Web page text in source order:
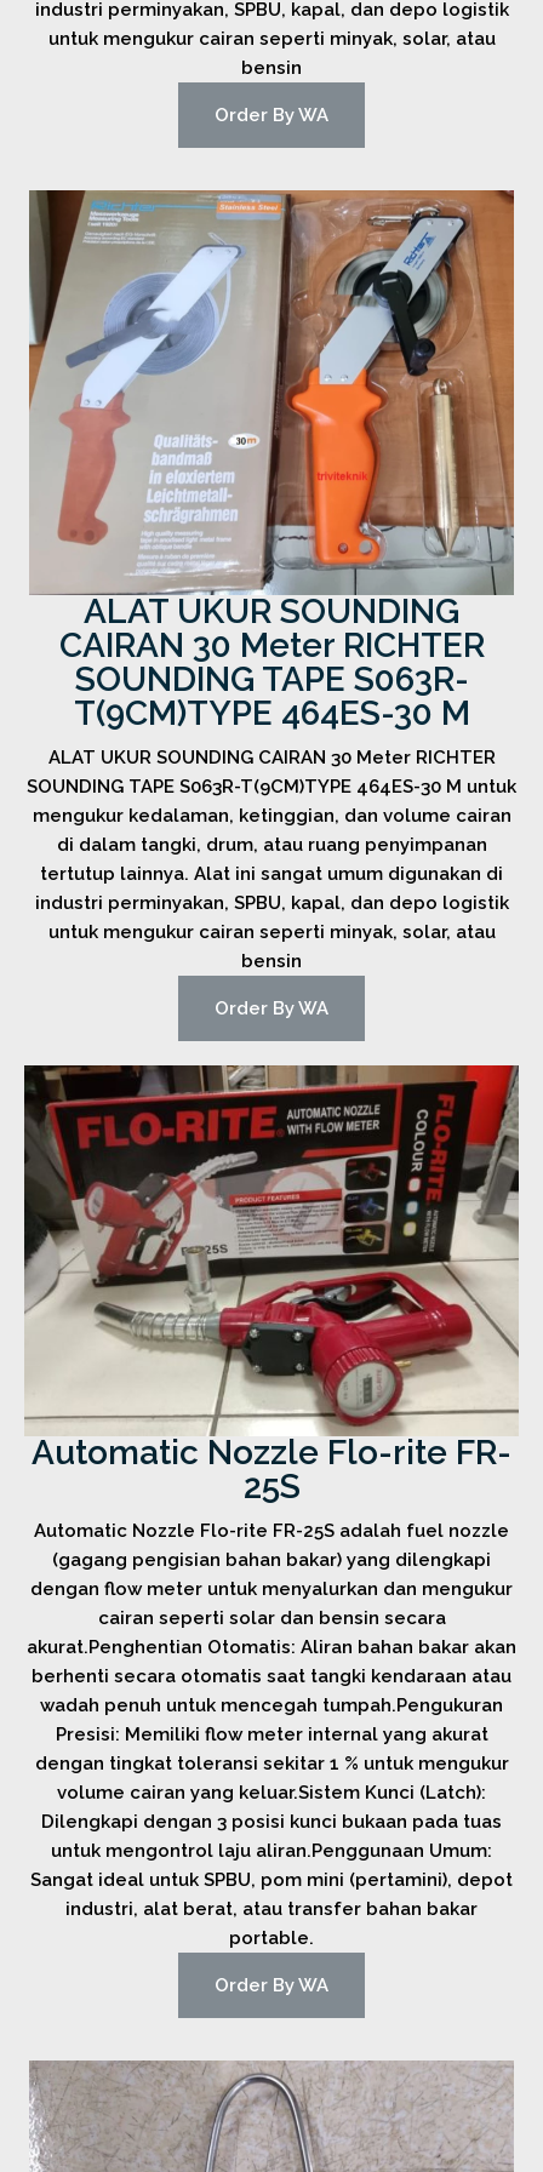
industri perminyakan, SPBU, kapal, dan depo logistik
untuk mengukur cairan seperti minyak, solar, atau
bensin
Order By WA
ALAT UKUR SOUNDING
CAIRAN 30 Meter RICHTER
SOUNDING TAPE S063R-
T(9CM)TYPE 464ES-30 M
ALAT UKUR SOUNDING CAIRAN 30 Meter RICHTER
SOUNDING TAPE S063R-T(9CM)TYPE 464ES-30 M untuk
mengukur kedalaman, ketinggian, dan volume cairan
di dalam tangki, drum, atau ruang penyimpanan
tertutup lainnya. Alat ini sangat umum digunakan di
industri perminyakan, SPBU, kapal, dan depo logistik
untuk mengukur cairan seperti minyak, solar, atau
bensin
Order By WA
Automatic Nozzle Flo-rite FR-
25S
Automatic Nozzle Flo-rite FR-25S adalah fuel nozzle
(gagang pengisian bahan bakar) yang dilengkapi
dengan flow meter untuk menyalurkan dan mengukur
cairan seperti solar dan bensin secara
akurat.Penghentian Otomatis: Aliran bahan bakar akan
berhenti secara otomatis saat tangki kendaraan atau
wadah penuh untuk mencegah tumpah.Pengukuran
Presisi: Memiliki flow meter internal yang akurat
dengan tingkat toleransi sekitar 1 % untuk mengukur
volume cairan yang keluar.Sistem Kunci (Latch):
Dilengkapi dengan 3 posisi kunci bukaan pada tuas
untuk mengontrol laju aliran.Penggunaan Umum:
Sangat ideal untuk SPBU, pom mini (pertamini), depot
industri, alat berat, atau transfer bahan bakar
portable.
Order By WA